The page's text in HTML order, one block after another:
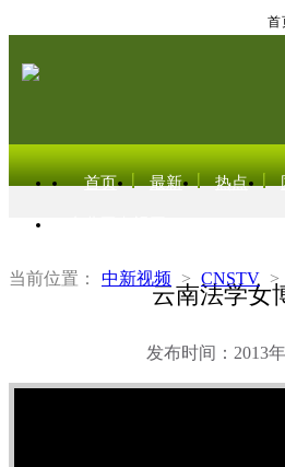
首
首页 最新 热点
当前位置： 中新视频 > CNSTV >
云南法学女
发布时间：2013